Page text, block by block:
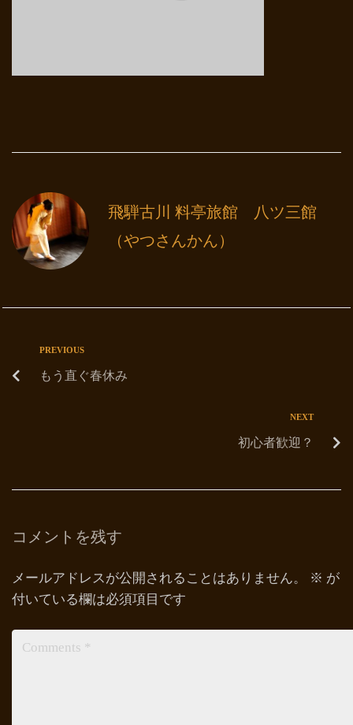
飛騨古川 料亭旅館 八ツ三館
（やつさんかん）
PREVIOUS
もう直ぐ春休み
NEXT
初心者歓迎？
コメントを残す
メールアドレスが公開されることはありません。 ※ が
付いている欄は必須項目です